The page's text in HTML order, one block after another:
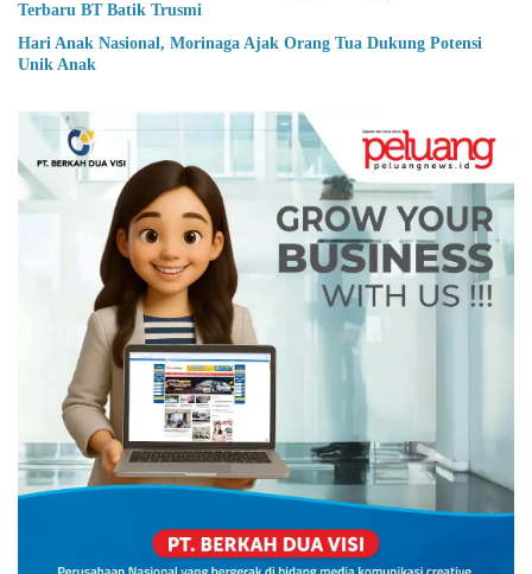
Terbaru BT Batik Trusmi
Hari Anak Nasional, Morinaga Ajak Orang Tua Dukung Potensi
Unik Anak